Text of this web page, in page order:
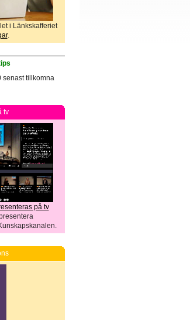
i Länkskafferiet
.
senast tillkomna
tv
på tv